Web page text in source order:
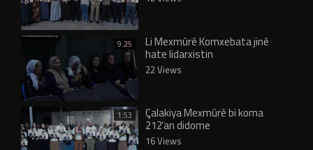
9:25 Li Mexmûrê Komxebata jinê
hate lidarxistin
22 Views
1:53 Çalakiya Mexmûrê bi koma
212’an didome
16 Views